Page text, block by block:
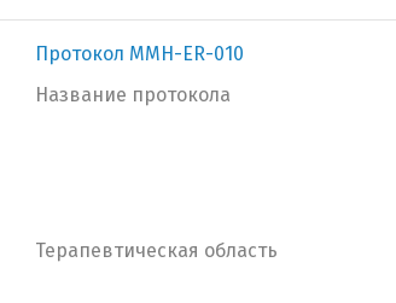
Протокол MMH-ER-010
Название протокола
Терапевтическая область